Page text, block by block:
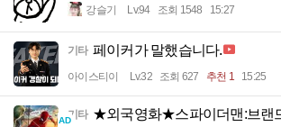
강슬기 Lv.94 조회 1548 15:27
기타 페이커가 말했습니다.
아이스티이 Lv.32 조회 627 추천 1 15:25
기타 ★외국영화★스파이더맨:브랜
AD